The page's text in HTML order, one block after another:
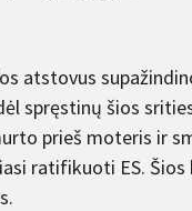
atstovus
spręstinų šios
prieš moteris ir
ratifikuoti ES.